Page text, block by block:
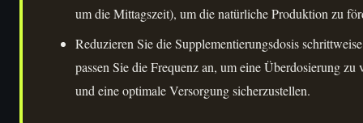
um die Mittagszeit), um die natürliche Produktion zu
Reduzieren Sie die Supplementierungsdosis
passen Sie die Frequenz an, um eine Überdosierung zu
und eine optimale Versorgung sicherzustellen.